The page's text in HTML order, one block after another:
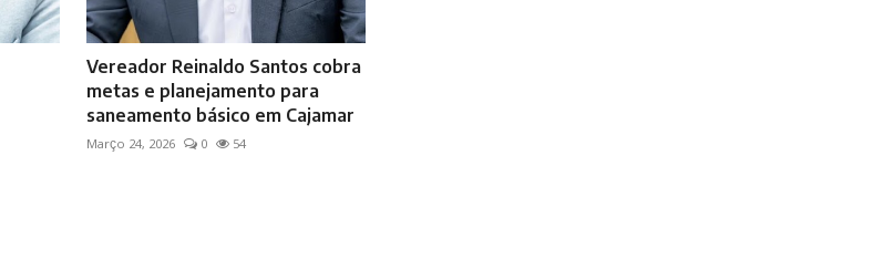
Vereador Reinaldo Santos cobra
metas e planejamento para
saneamento básico em Cajamar
Março 24, 2026 0 54